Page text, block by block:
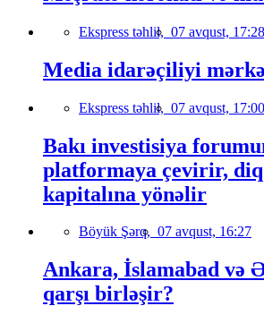
Ekspress təhlil, 07 avqust, 17:28
Media idarəçiliyi
Ekspress təhlil, 07 avqust, 17:00
Bakı investisiya
platformaya çevirir,
kapitalına yönəlir
Böyük Şərq, 07 avqust, 16:27
Ankara, İslamabad və
qarşı birləşir?